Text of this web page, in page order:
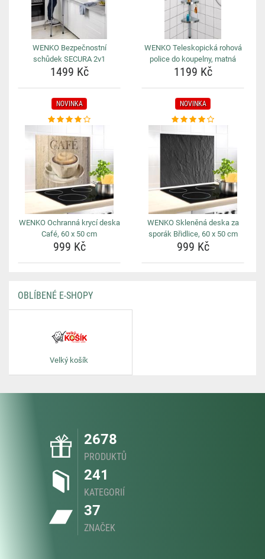
WENKO Bezpečnostní
schůdek SECURA 2v1
1499 Kč
WENKO Teleskopická rohová
police do koupelny, matná
1199 Kč
NOVINKA
WENKO Ochranná krycí deska
Café, 60 x 50 cm
999 Kč
NOVINKA
WENKO Skleněná deska za
sporák Břidlice, 60 x 50 cm
999 Kč
OBLÍBENÉ E-SHOPY
Velký košík
2678
PRODUKTŮ
241
KATEGORIÍ
37
ZNAČEK